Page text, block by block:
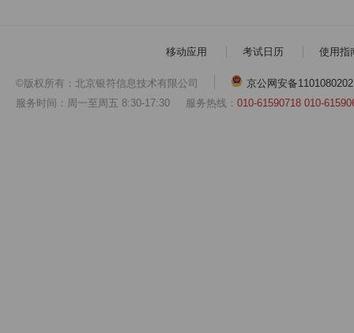
移动应用 考试日历 使用指
©版权所有：北京银符信息技术有限公司
京公网安备
服务时间：周一至周五 8:30-17:30 服务热线： 010-61590718 010-